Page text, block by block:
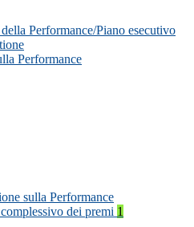
Performance/Piano esecutivo
Performance
sulla Performance
dei premi 1